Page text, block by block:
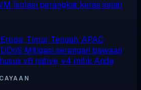
Isolasi perangkat keras sejati
Timur Tengah, APAC
Mitigasi serangan bawaan
v6 native, v4 milik Anda